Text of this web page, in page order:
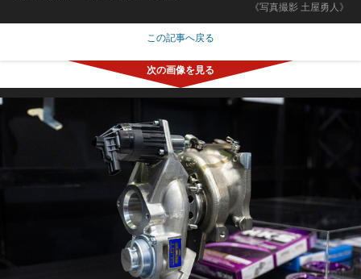
《写真撮影 土屋勇人》
この記事へ戻る